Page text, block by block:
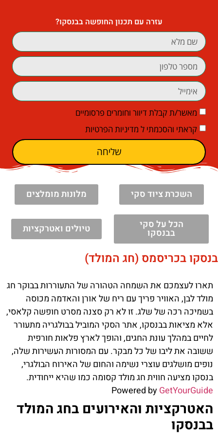
עזרה עם תכנון החופשה בבנסקו?
מאשר/ת קבלת דיוור וחומרים פרסומיים
קראתי והסכמתי ל מדיניות הפרטיות
שליחה
השכרת ציוד סקי מלונות מומלצים
הכל על סקי
בבנסקו טיולים ואטרקציות
בנסקו בכריסמס (חג המולד)
תארו לעצמכם את השמחה הטהורה של התעוררות בבוקר חג
מולד לבן, האוויר פריך עם ריח של אורן והאדמה מכוסה
בשמיכה רכה של שלג. זו לא רק סצנה מסרט חופשה קלאסי,
אלא מציאות בבנסקו, אתר הסקי המוביל בבולגריה מתעורר
לחיים במהלך עונת החגים, והופך לארץ פלאות חורפית
ששובה את ליבו של כל מבקר. עם המסורות העשירות שלה,
נופים מושלגים עוצרי נשימה והחום של האירוח הבולגרי,
בנסקו מציעה חווית חג מולד קסומה כמו שהיא ייחודית.
Powered byGetYourGuide
האטרקציות והאירועים בחג המולד
בבנסקו